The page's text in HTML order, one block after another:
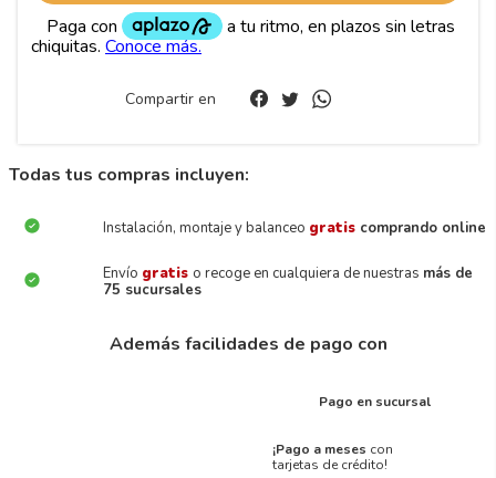
Compartir en
Todas tus compras incluyen:
Instalación, montaje y balanceo gratis comprando online
Envío gratis o recoge en cualquiera de nuestras más de
75 sucursales
Además facilidades de pago con
Pago en sucursal
¡Pago a meses con
tarjetas de crédito!